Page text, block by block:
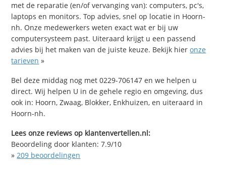
met de reparatie (en/of vervanging van): computers, pc's,
laptops en monitors. Top advies, snel op locatie in Hoorn-
nh. Onze medewerkers weten exact wat er bij uw
computersysteem past. Uiteraard krijgt u een passend
advies bij het maken van de juiste keuze. Bekijk hieronze
tarieven »
Bel deze middag nog met 0229-706147 en we helpen u
direct. Wij helpen U in de gehele regio en omgeving, dus
ook in: Hoorn, Zwaag, Blokker, Enkhuizen, en uiteraard in
Hoorn-nh.
Lees onze reviews op klantenvertellen.nl:
Beoordeling door klanten:7.9/10
» 209 beoordelingen